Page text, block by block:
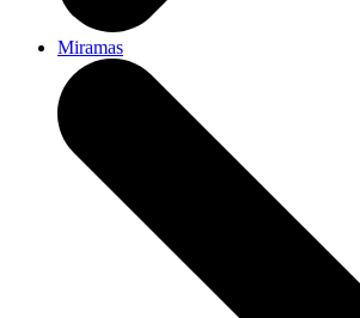
Miramas